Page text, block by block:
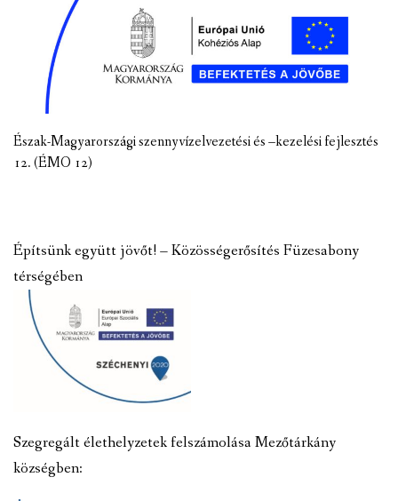
Észak-Magyarországi szennyvízelvezetési és –kezelési fejlesztés
12. (ÉMO 12)
Építsünk együtt jövőt! – Közösségerősítés Füzesabony
térségében
Szegregált élethelyzetek felszámolása Mezőtárkány
községben: